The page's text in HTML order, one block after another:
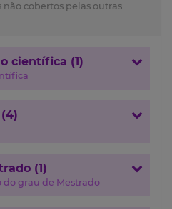
cobertos pelas outras
científica (1)
(1)
grau de Mestrado